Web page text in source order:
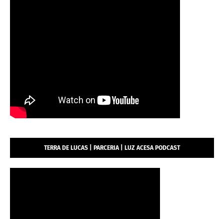
TERRA DE LUCAS | PARCERIA | LUZ ACESA PODCAST